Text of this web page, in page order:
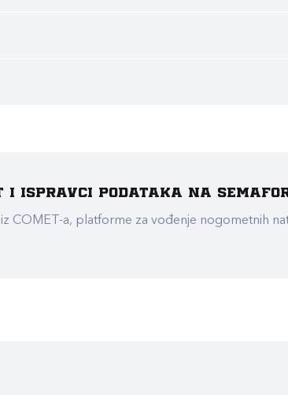
ispravci podataka na
COMET-a, platforme za vođenje nogometnih